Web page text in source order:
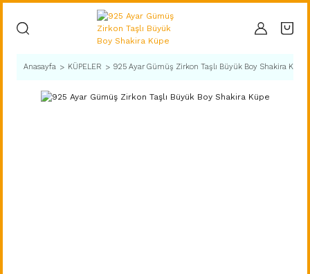
Anasayfa KÜPELER 925 Ayar Gümüş Zirkon Taşlı Büyük Boy Shakira Küpe